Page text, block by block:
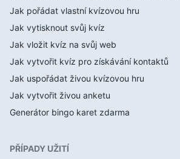
Jak pořádat vlastní kvízovou hru
Jak vytisknout svůj kvíz
Jak vložit kvíz na svůj web
Jak vytvořit kvíz pro získávání kontaktů
Jak uspořádat živou kvízovou hru
Jak vytvořit živou anketu
Generátor bingo karet zdarma
PŘÍPADY UŽITÍ